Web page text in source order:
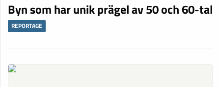
Byn som har unik prägel av 50 och 60-tal
REPORTAGE